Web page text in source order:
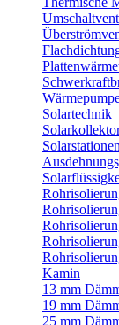
Solartechnik
Solarstationen
Kamin
13 mm
19 mm
25 mm